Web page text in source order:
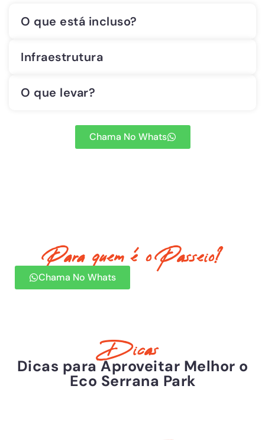
O que está incluso?
Infraestrutura
O que levar?
Chama No Whats
Para quem é o Passeio?
Chama No Whats
Dicas
Dicas para Aproveitar Melhor o
Eco Serrana Park